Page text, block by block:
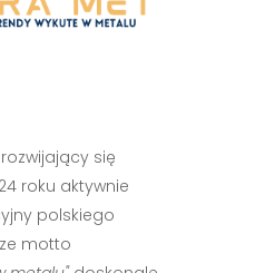
się
roku aktywnie
polskiego
motto